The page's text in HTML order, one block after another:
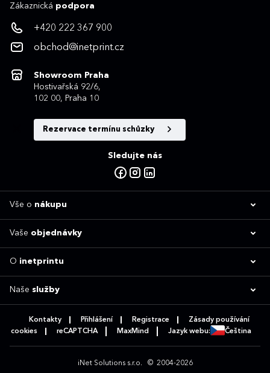
Zákaznická podpora
+420 222 367 900
obchod@inetprint.cz
Showroom Praha
Hostivařská 92/6,
102 00, Praha 10
Rezervace termínu schůzky
Sledujte nás
Vše o nákupu
Vaše objednávky
O inetprintu
Naše služby
Kontakty Přihlášení Registrace
Zásady používání
cookies
reCAPTCHA MaxMind Jazyk webu: Čeština
iNet Solutions s.r.o. © 2004-2026